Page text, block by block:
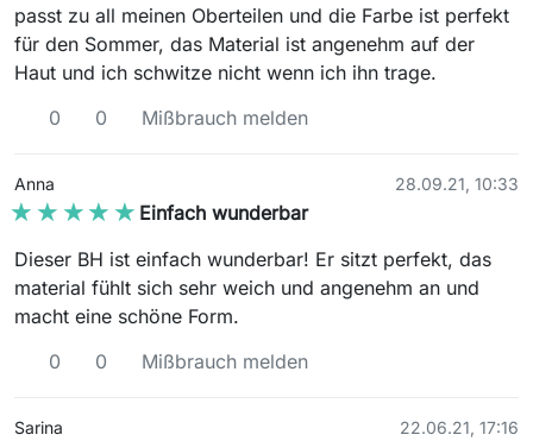
passt zu all meinen Oberteilen und die Farbe ist perfekt
für den Sommer, das Material ist angenehm auf der
Haut und ich schwitze nicht wenn ich ihn trage.
0
0 Mißbrauch melden
Anna 28.09.21, 10:33
★★★★★
★★★★★ Einfach wunderbar
Dieser BH ist einfach wunderbar! Er sitzt perfekt, das
material fühlt sich sehr weich und angenehm an und
macht eine schöne Form.
0
0 Mißbrauch melden
Sarina 22.06.21, 17:16